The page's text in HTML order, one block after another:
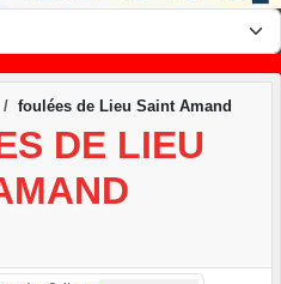
foulées de Lieu Saint Amand
DE LIEU